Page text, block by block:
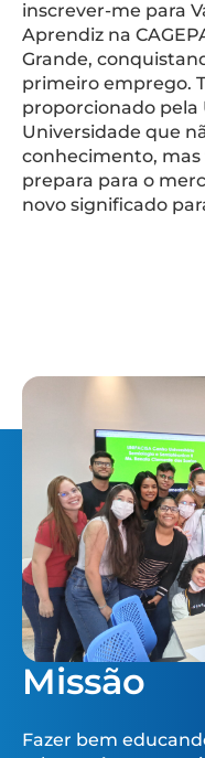
inscrever-me para
Aprendiz na
Grande,
primeiro emprego.
proporcionado pela
Universidade que
conhecimento,
prepara para o
novo significado
Missão
Fazer bem